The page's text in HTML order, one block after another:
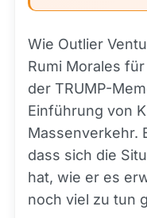
Wie Outlier
Rumi Morales
der TRUMP-
Einführung von
Massenverkehr.
dass sich die
hat, wie er es
noch viel zu tun